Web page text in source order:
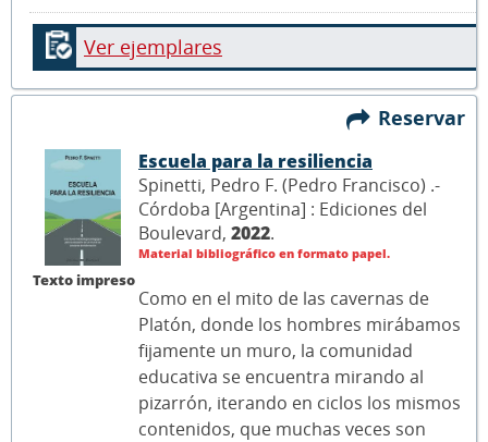
Ver ejemplares
Reservar
Texto impreso
Escuela para la resiliencia
Spinetti, Pedro F. (Pedro Francisco) .-
Córdoba [Argentina] : Ediciones del
Boulevard, 2022.
Material bibliográfico en formato papel.
Como en el mito de las cavernas de
Platón, donde los hombres mirábamos
fijamente un muro, la comunidad
educativa se encuentra mirando al
pizarrón, iterando en ciclos los mismos
contenidos, que muchas veces son